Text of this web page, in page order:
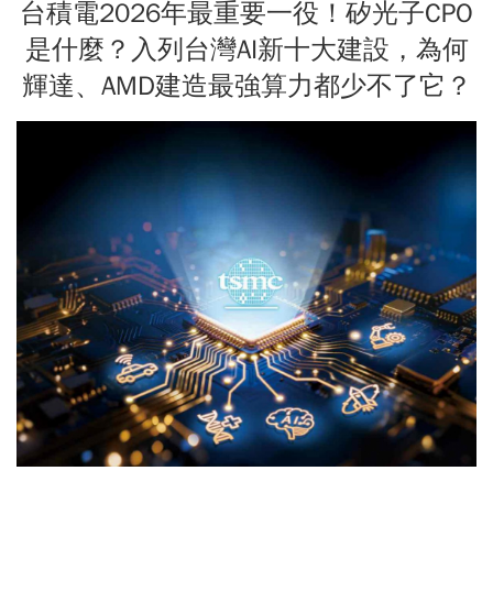
台積電2026年最重要一役！矽光子CPO
是什麼？入列台灣AI新十大建設，為何
輝達、AMD建造最強算力都少不了它？